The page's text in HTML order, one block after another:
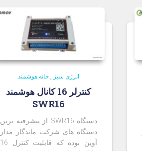
انرژی سبز خانه هوشمند
کنترلر 16 کانال هوشمند
SWR16
دستگاه SWR16 از پیشرفته ترین
دستگاه های شرکت ماندگار مدار
آوین بوده که قابلیت کنترل 16